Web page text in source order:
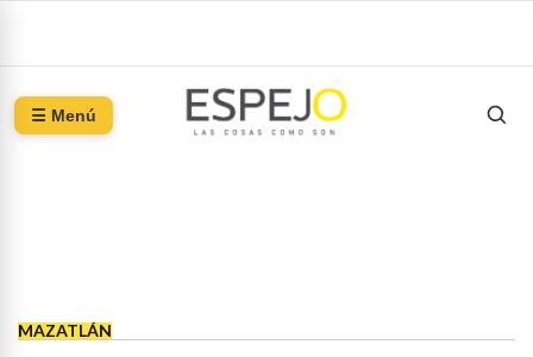
☰ Menú
MAZATLÁN